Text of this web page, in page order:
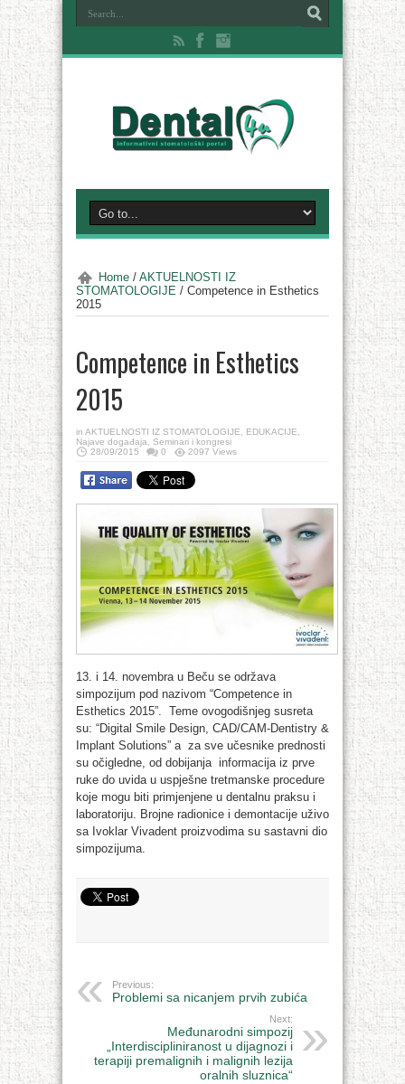
Home / AKTUELNOSTI IZ
STOMATOLOGIJE / Competence in Esthetics
2015
Competence in Esthetics
2015
in AKTUELNOSTI IZ STOMATOLOGIJE EDUKACIJE
Najave događaja
Seminari i kongresi
28/09/2015
0 2097 Views
13. i 14. novembra u Beču se održava
simpozijum pod nazivom “Competence in
Esthetics 2015”. Teme ovogodišnjeg susreta
su: “Digital Smile Design, CAD/CAM-Dentistry &
Implant Solutions” a za sve učesnike prednosti
su očigledne, od dobijanja informacija iz prve
ruke do uvida u uspješne tretmanske procedure
koje mogu biti primjenjene u dentalnu praksu i
laboratoriju. Brojne radionice i demontacije uživo
sa Ivoklar Vivadent proizvodima su sastavni dio
simpozijuma.
Previous:
Problemi sa nicanjem prvih zubića
Next:
Međunarodni simpozij
„Interdiscipliniranost u dijagnozi i
terapiji premalignih i malignih lezija
oralnih sluznica“